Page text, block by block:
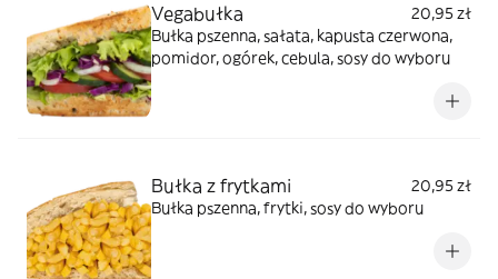
Vegabułka
20,95 zł
Bułka pszenna, sałata, kapusta czerwona,
pomidor, ogórek, cebula, sosy do wyboru
Bułka z frytkami
20,95 zł
Bułka pszenna, frytki, sosy do wyboru